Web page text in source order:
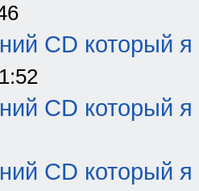
CD который я
CD который я
CD который я